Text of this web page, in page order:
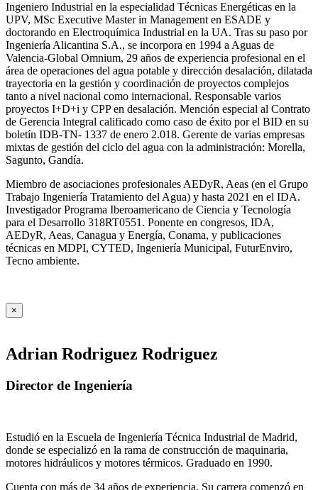
Ingeniero Industrial en la especialidad Técnicas Energéticas en la
UPV, MSc Executive Master in Management en ESADE y
doctorando en Electroquímica Industrial en la UA. Tras su paso por
Ingeniería Alicantina S.A., se incorpora en 1994 a Aguas de
Valencia-Global Omnium, 29 años de experiencia profesional en el
área de operaciones del agua potable y dirección desalación, dilatada
trayectoria en la gestión y coordinación de proyectos complejos
tanto a nivel nacional como internacional. Responsable varios
proyectos I+D+i y CPP en desalación. Mención especial al Contrato
de Gerencia Integral calificado como caso de éxito por el BID en su
boletín IDB-TN- 1337 de enero 2.018. Gerente de varias empresas
mixtas de gestión del ciclo del agua con la administración: Morella,
Sagunto, Gandía.
Miembro de asociaciones profesionales AEDyR, Aeas (en el Grupo
Trabajo Ingeniería Tratamiento del Agua) y hasta 2021 en el IDA.
Investigador Programa Iberoamericano de Ciencia y Tecnología
para el Desarrollo 318RT0551. Ponente en congresos, IDA,
AEDyR, Aeas, Canagua y Energía, Conama, y publicaciones
técnicas en MDPI, CYTED, Ingeniería Municipal, FuturEnviro,
Tecno ambiente.
×
Adrian Rodriguez Rodriguez
Director de Ingeniería
Estudió en la Escuela de Ingeniería Técnica Industrial de Madrid,
donde se especializó en la rama de construcción de maquinaria,
motores hidráulicos y motores térmicos. Graduado en 1990.
Cuenta con más de 34 años de experiencia. Su carrera comenzó en